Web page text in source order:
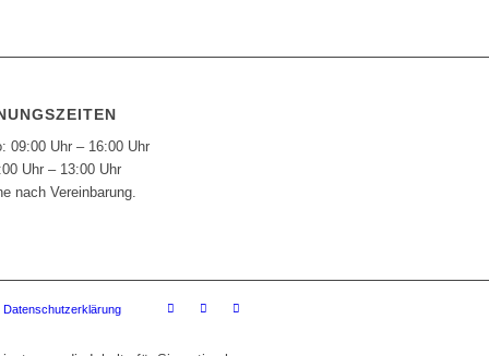
09:00 Uhr – 16:00 Uhr
Uhr – 13:00 Uhr
nach Vereinbarung.
Datenschutzerklärung